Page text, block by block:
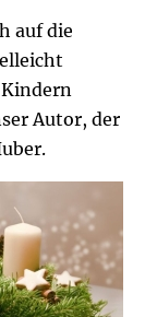
auf die
Autor, der